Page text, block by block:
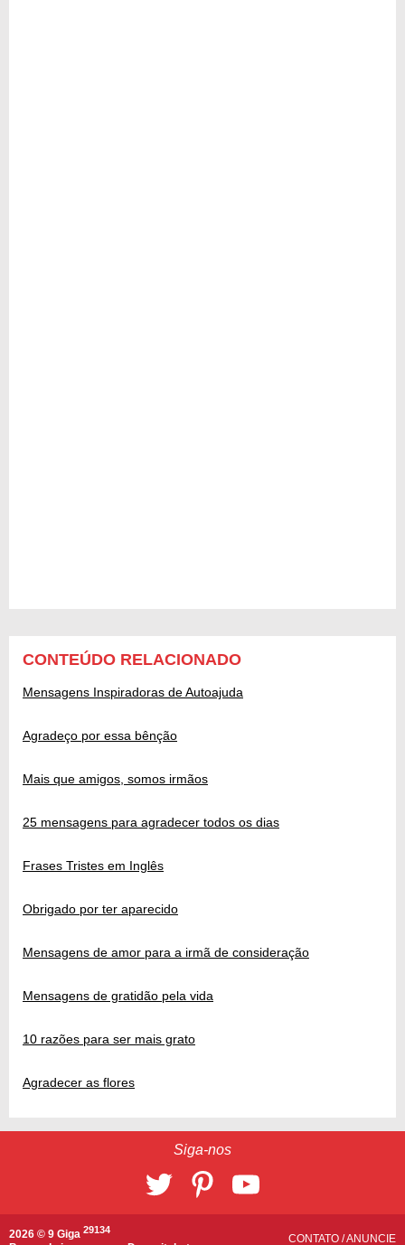
CONTEÚDO RELACIONADO
Mensagens Inspiradoras de Autoajuda
Agradeço por essa bênção
Mais que amigos, somos irmãos
25 mensagens para agradecer todos os dias
Frases Tristes em Inglês
Obrigado por ter aparecido
Mensagens de amor para a irmã de consideração
Mensagens de gratidão pela vida
10 razões para ser mais grato
Agradecer as flores
Siga-nos
2026 © 9 Giga 29134
CONTATO /ANUNCIE